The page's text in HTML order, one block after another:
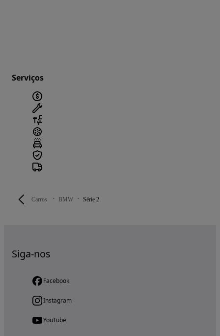
Carros BMW Série 2
Serviços
Siga-nos
Facebook
Instagram
YouTube